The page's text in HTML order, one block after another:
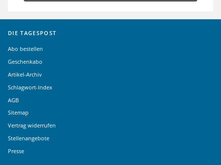
DIE TAGESPOST
Abo bestellen
Geschenkabo
Artikel-Archiv
Schlagwort-Index
AGB
Sitemap
Vertrag widerrufen
Stellenangebote
Presse